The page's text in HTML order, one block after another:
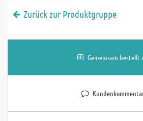
Zurück zur Produktgruppe
Gemeinsam bestellt